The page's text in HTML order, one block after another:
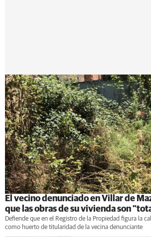
El vecino denunciado en Villar de
que las obras de su vivienda son
Defiende que en el Registro de la Propiedad figura la
como huerto de titularidad de la vecina denunciante